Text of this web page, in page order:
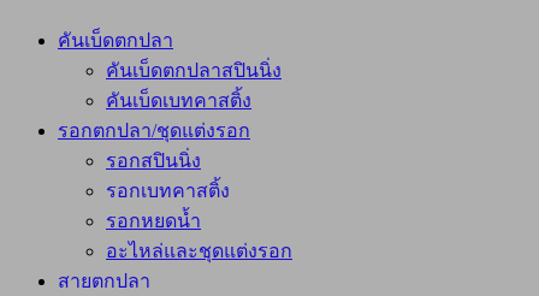
คันเบ็ดตกปลา
คันเบ็ดตกปลาสปินนิ่ง
คันเบ็ดเบทคาสติ้ง
รอกตกปลา/ชุดแต่งรอก
รอกสปินนิ่ง
รอกเบทคาสติ้ง
รอกหยดน้ำ
อะไหล่และชุดแต่งรอก
สายตกปลา